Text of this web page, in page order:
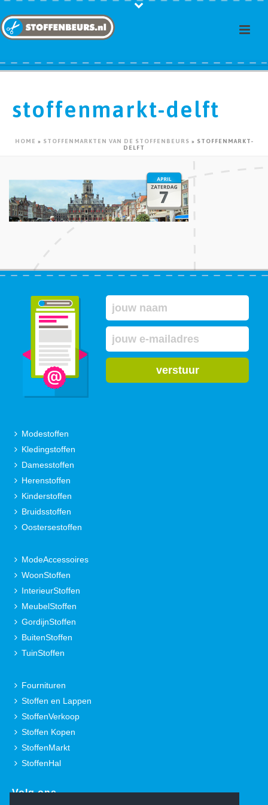
stoffenmarkt-delft
HOME » STOFFENMARKTEN VAN DE STOFFENBEURS » STOFFENMARKT-
DELFT
verstuur
Modestoffen
Kledingstoffen
Damesstoffen
Herenstoffen
Kinderstoffen
Bruidsstoffen
Oostersestoffen
ModeAccessoires
WoonStoffen
InterieurStoffen
MeubelStoffen
GordijnStoffen
BuitenStoffen
TuinStoffen
Fournituren
Stoffen en Lappen
StoffenVerkoop
Stoffen Kopen
StoffenMarkt
StoffenHal
Volg ons.